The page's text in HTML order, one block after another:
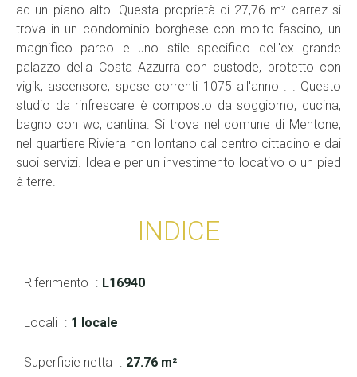
ad un piano alto. Questa proprietà di 27,76 m² carrez si
trova in un condominio borghese con molto fascino, un
magnifico parco e uno stile specifico dell'ex grande
palazzo della Costa Azzurra con custode, protetto con
vigik, ascensore, spese correnti 1075 all'anno . . Questo
studio da rinfrescare è composto da soggiorno, cucina,
bagno con wc, cantina. Si trova nel comune di Mentone,
nel quartiere Riviera non lontano dal centro cittadino e dai
suoi servizi. Ideale per un investimento locativo o un pied
à terre.
INDICE
Riferimento L16940
Locali 1 locale
Superficie netta 27.76 m²